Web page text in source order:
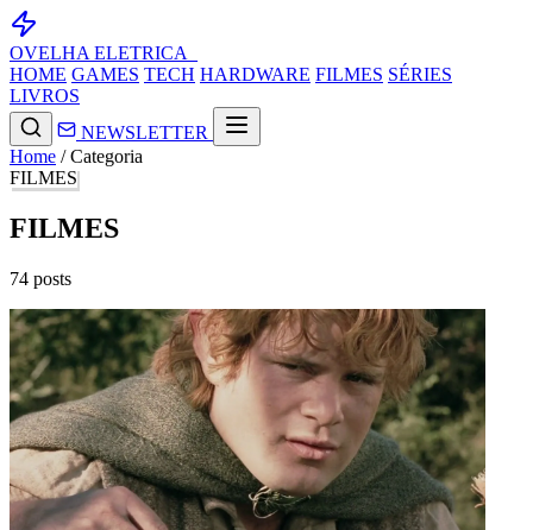
OVELHA ELETRICA_
HOME GAMES TECH HARDWARE FILMES SÉRIES
LIVROS
NEWSLETTER
Home / Categoria
FILMES
FILMES
74 posts